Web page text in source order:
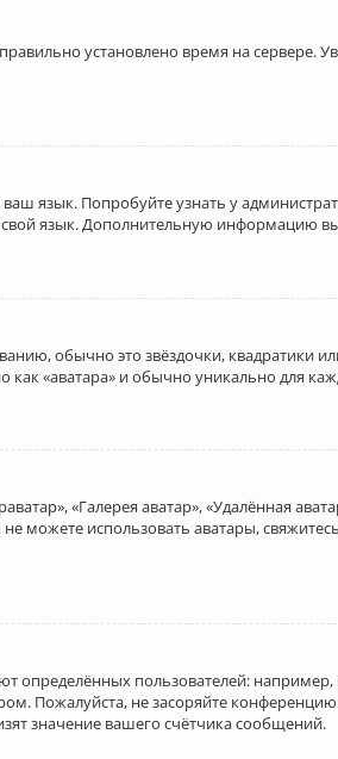
установлено время на сервере.
язык. Попробуйте узнать у
свой язык. Дополнительную информацию
обычно это звёздочки, квадратики
«аватара» и обычно уникально для
«Галерея аватар», «Удалённая
можете использовать аватары,
пользователей:
Пожалуйста, не засоряйте
значение вашего счётчика сообщений.